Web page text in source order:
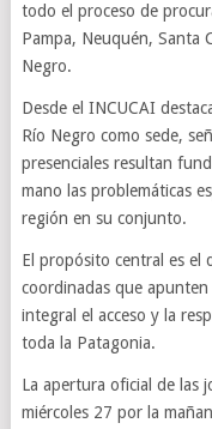
todo el proceso de
Pampa, Neuquén, Santa
Negro.
Desde el INCUCAI
Río Negro como sede,
presenciales resultan
mano las problemáticas
región en su conjunto.
El propósito central es el
coordinadas que
integral el acceso y la
toda la Patagonia.
La apertura oficial de las
miércoles 27 por la